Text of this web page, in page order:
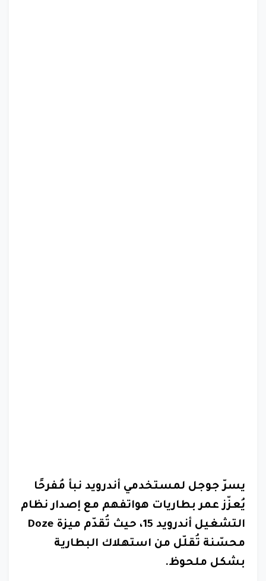
يسرّ جوجل لمستخدمي أندرويد نبأ مُفرحًا
يُعزّز عمر بطاريات هواتفهم مع إصدار نظام
التشغيل أندرويد 15، حيث تُقدّم ميزة Doze
محسّنة تُقلّل من استهلاك البطارية
بشكل ملحوظ.